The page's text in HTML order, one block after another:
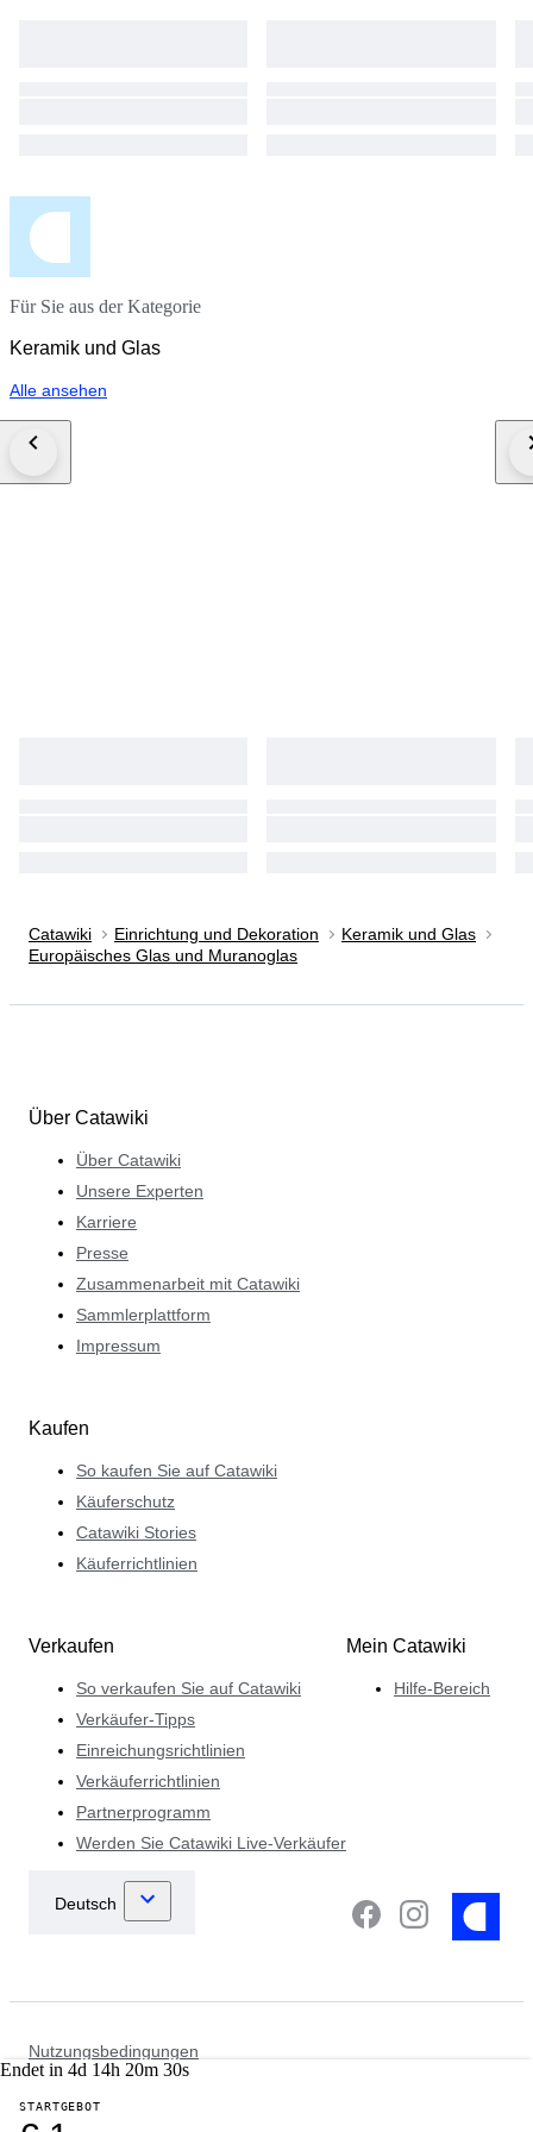
Endet in 4d 14h 20m 30s
STARTGEBOT
Für Sie aus der Kategorie
Keramik und Glas
Alle ansehen
Catawiki Einrichtung und Dekoration
Keramik und Glas
Europäisches Glas und Muranoglas
Über Catawiki
Über Catawiki
Unsere Experten
Karriere
Presse
Zusammenarbeit mit Catawiki
Sammlerplattform
Impressum
Kaufen
So kaufen Sie auf Catawiki
Käuferschutz
Catawiki Stories
Käuferrichtlinien
Verkaufen
So verkaufen Sie auf Catawiki
Verkäufer-Tipps
Einreichungsrichtlinien
Verkäuferrichtlinien
Partnerprogramm
Werden Sie Catawiki Live-Verkäufer
Mein Catawiki
Hilfe-Bereich
Nutzungsbedingungen
Datenschutzhinweis
Strafverfolgungsrichtlinie